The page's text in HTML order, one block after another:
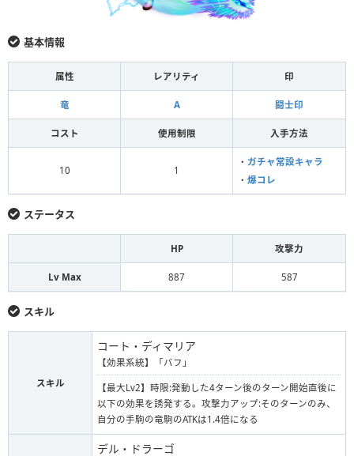
基本情報
属性 レアリティ 印
竜 A 闘士印
コスト 使用制限 入手方法
10 1
・ ガチャ常設キャラ
・ 爆コレ
ステータス
HP 攻撃力
Lv Max 887 587
スキル
スキル
コート・ディマリア
【効果系統】「バフ」
【最大Lv2】時限:発動した4ターン後のターン開始直後に
以下の効果を誘発する。攻撃力アップ:そのターンのみ、
自分の手駒の竜駒のATKは1.4倍になる
デル・ドラーゴ